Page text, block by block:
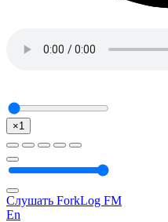
×1
Слушать ForkLog FM
En